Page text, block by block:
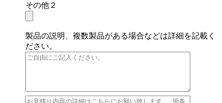
その他２
製品の説明、複数製品がある場合などは詳細を記載く
ださい。